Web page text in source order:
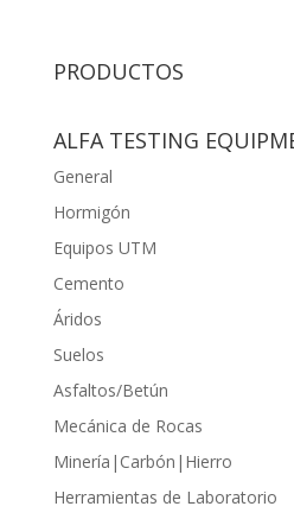
PRODUCTOS
ALFA TESTING
General
Hormigón
Equipos UTM
Cemento
Áridos
Suelos
Asfaltos/Betún
Mecánica de Rocas
Minería|Carbón|Hierro
Herramientas de Laboratorio